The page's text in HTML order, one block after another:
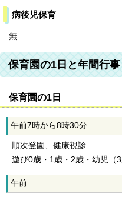
病後児保育
無
保育園の1日と年間行事
保育園の1日
午前7時から8時30分
順次登園、健康視診
遊び0歳・1歳・2歳・幼児（
午前